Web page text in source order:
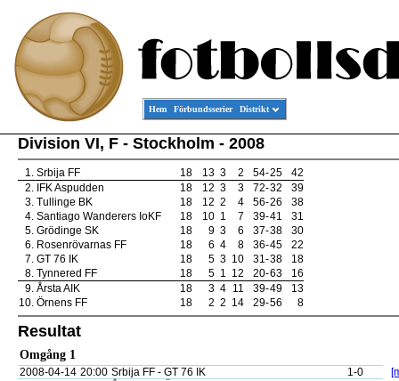
Hem Förbundsserier Distrikt
Division VI, F - Stockholm - 2008
1. Srbija FF 18 13 3 2 54-25
42
2. IFK Aspudden 18 12 3 3 72-32
39
3. Tullinge BK 18 12 2 4 56-26
38
4. Santiago Wanderers IoKF 18 10 1 7 39-41
31
5. Grödinge SK 18 9 3 6 37-38
30
6. Rosenrövarnas FF 18 6 4 8 36-45
22
7. GT 76 IK 18 5 3 10 31-38
18
8. Tynnered FF 18 5 1 12 20-63
16
9. Årsta AIK 18 3 4 11 39-49
13
10. Örnens FF 18 2 2 14 29-56 8
Resultat
Omgång 1
2008-04-14 20:00 Srbija FF - GT 76 IK 1-0